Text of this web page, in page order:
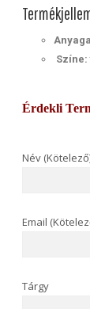
Színe:
Érdekli
Név
Email
Tárgy